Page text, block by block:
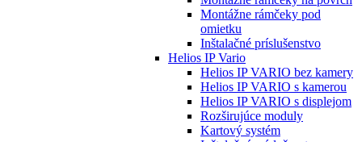
Montážne rámčeky pod
omietku
Inštalačné príslušenstvo
Helios IP Vario
Helios IP VARIO bez kamery
Helios IP VARIO s kamerou
Helios IP VARIO s displejom
Rozširujúce moduly
Kartový systém